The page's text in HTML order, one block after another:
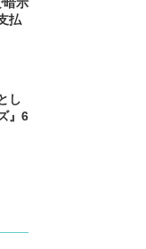
払
し
』6